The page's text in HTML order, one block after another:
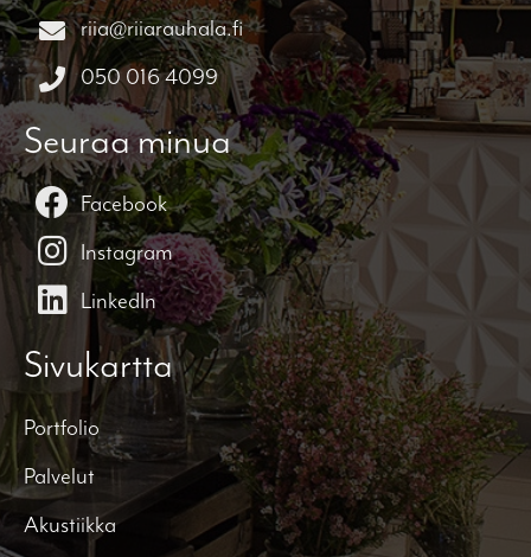
Sivukartta
Portfolio
Palvelut
Akustiikka
riia@riiarauhala.fi
050 016 4099
Seuraa minua
Facebook
Instagram
LinkedIn